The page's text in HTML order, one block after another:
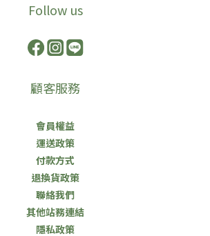
Follow us
顧客服務
會員權益
運送政策
付款方式
退換貨政策
聯絡我們
其他站務連結
隱私政策